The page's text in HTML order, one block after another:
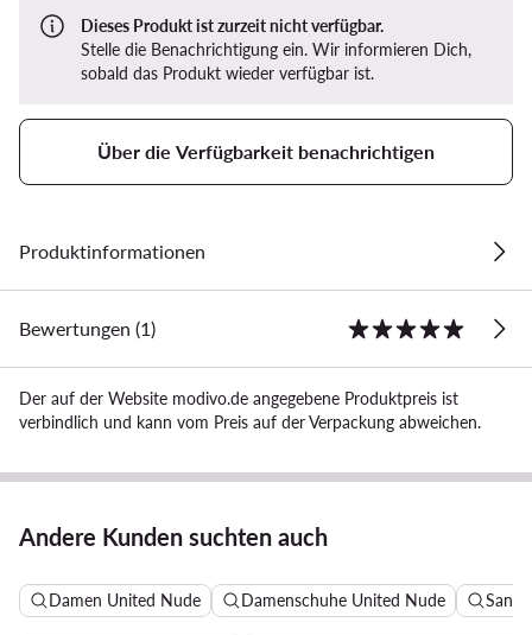
Dieses Produkt ist zurzeit nicht verfügbar.
Stelle die Benachrichtigung ein. Wir informieren Dich,
sobald das Produkt wieder verfügbar ist.
Über die Verfügbarkeit benachrichtigen
Produktinformationen
Bewertungen (1)
Der auf der Website modivo.de angegebene Produktpreis ist
verbindlich und kann vom Preis auf der Verpackung abweichen.
Andere Kunden suchten auch
Damen United Nude Damenschuhe United Nude